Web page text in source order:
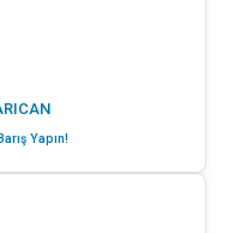
Yapın!